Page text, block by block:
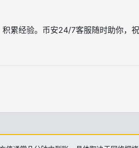
累经验。币安24/7客服随时助你，祝